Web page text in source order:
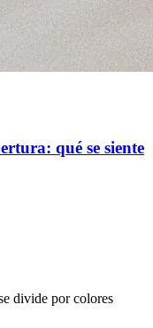
qué se siente
divide por colores